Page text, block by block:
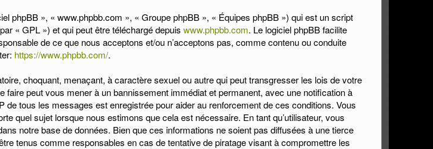
phpBB », « www.phpbb.com », « Groupe phpBB », « Équipes phpBB ») qui est un script
« GPL ») et qui peut être téléchargé depuis www.phpbb.com. Le logiciel phpBB facilite
de ce que nous acceptons et/ou n’acceptons pas, comme contenu ou conduite
https://www.phpbb.com/.
choquant, menaçant, à caractère sexuel ou autre qui peut transgresser les lois de votre
peut vous mener à un bannissement immédiat et permanent, avec une notification à
de tous les messages est enregistrée pour aider au renforcement de ces conditions. Vous
quel sujet lorsque nous estimons que cela est nécessaire. En tant qu’utilisateur, vous
notre base de données. Bien que ces informations ne soient pas diffusées à une tierce
tenus comme responsables en cas de tentative de piratage visant à compromettre les